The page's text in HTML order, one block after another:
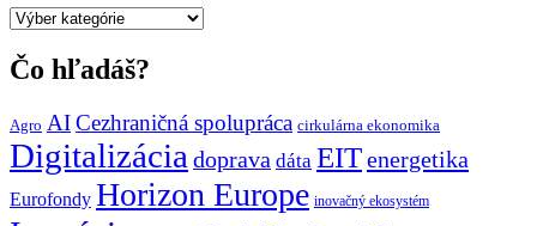
Všetky
grantUP
Čo hľadáš?
Agro AICezhraničná spolupráca cirkulárna ekonomika
Digitalizácia doprava dáta EITenergetika
Eurofondy Horizon Europe inovačný ekosystém